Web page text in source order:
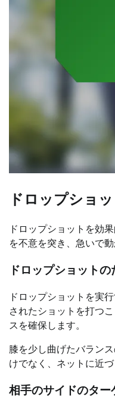
ドロップショ
ドロップショットを効
を不意を突き、急いで
ドロップショット
ドロップショットを実
されたショットを打つ
スを確保します。
膝を少し曲げたバラン
けでなく、ネットに近
相手のサイドのタ